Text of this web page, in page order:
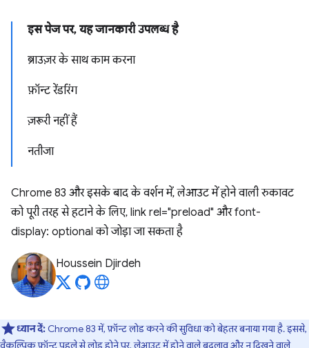
इस पेज पर, यह जानकारी उपलब्ध है
ब्राउज़र के साथ काम करना
फ़ॉन्ट रेंडरिंग
ज़रूरी नहीं हैं
नतीजा
Chrome 83 और इसके बाद के वर्शन में, लेआउट में होने वाली रुकावट
को पूरी तरह से हटाने के लिए, link rel="preload" और font-
display: optional को जोड़ा जा सकता है
Houssein Djirdeh
ध्यान दें: Chrome 83 में, फ़ॉन्ट लोड करने की सुविधा को बेहतर बनाया गया है. इससे,
वैकल्पिक फ़ॉन्ट पहले से लोड होने पर, लेआउट में होने वाले बदलाव और न दिखने वाले